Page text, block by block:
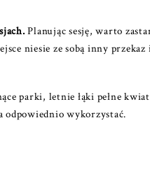
Planując sesję, warto
niesie ze sobą inny przekaz
parki, letnie łąki pełne
odpowiednio wykorzystać.